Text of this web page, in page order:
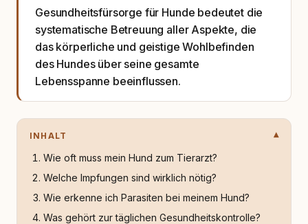
Gesundheitsfürsorge für Hunde bedeutet die
systematische Betreuung aller Aspekte, die
das körperliche und geistige Wohlbefinden
des Hundes über seine gesamte
Lebensspanne beeinflussen.
INHALT
Wie oft muss mein Hund zum Tierarzt?
Welche Impfungen sind wirklich nötig?
Wie erkenne ich Parasiten bei meinem Hund?
Was gehört zur täglichen Gesundheitskontrolle?